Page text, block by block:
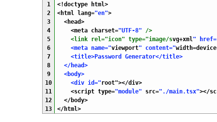
1
2
3
4
5
6
7
8
9
10
11
12
13
<!doctype html>
<html lang="en">
<head>
<meta charset="UTF-8"
/>
<link rel="icon" type="image/svg+xml "
<meta name="viewport" content="width=device
<title>Password Generator</title>
</head>
<body>
<div id="root"></div>
<script type="module" src="./main.tsx"></
</body>
</html>